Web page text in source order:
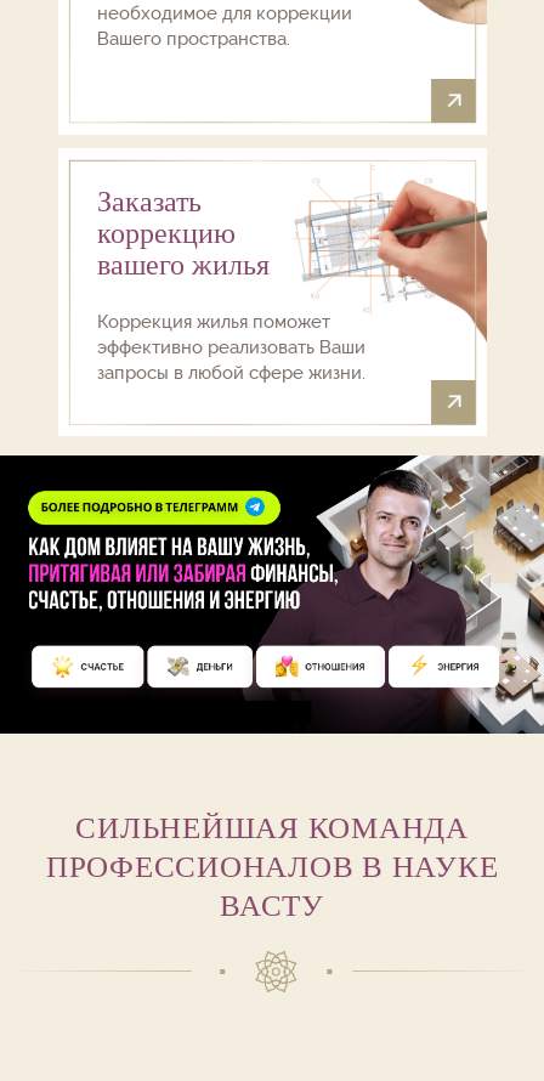
Заказать
коррекцию
вашего жилья
Коррекция жилья поможет
эффективно реализовать Ваши
запросы в любой сфере жизни.
необходимое для коррекции
Вашего пространства.
СИЛЬНЕЙШАЯ КОМАНДА
ПРОФЕССИОНАЛОВ В НАУКЕ
ВАСТУ